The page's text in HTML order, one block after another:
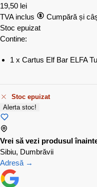
19,50 lei
TVA inclus
Cumpără și
Stoc epuizat
Contine:
1 x Cartus Elf Bar ELFA
Stoc epuizat
Alerta stoc!
Vrei să vezi produsul
Sibiu, Dumbrăvii
Adresă →